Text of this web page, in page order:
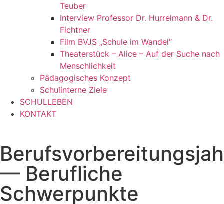
Teuber
Interview Professor Dr. Hurrelmann & Dr.
Fichtner
Film BVJS „Schule im Wandel“
Theaterstück – Alice – Auf der Suche nach
Menschlichkeit
Pädagogisches Konzept
Schulinterne Ziele
SCHULLEBEN
KONTAKT
— Berufliche
Schwerpunkte